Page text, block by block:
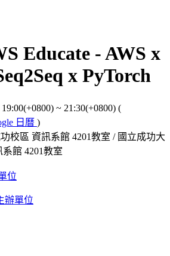
Educate - AWS x
x PyTorch
~ 21:30(+0800) (
日曆 )
校區 資訊系館 4201教室 / 國立成功大
館 4201教室
位
辦單位